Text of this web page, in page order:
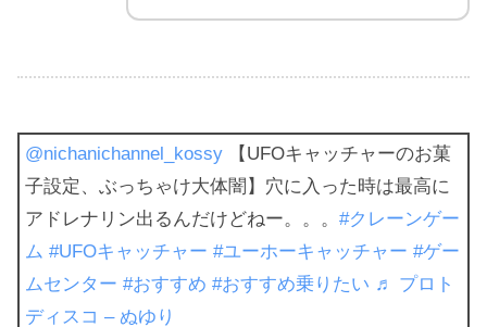
@nichanichannel_kossy 【UFOキャッチャーのお菓
子設定、ぶっちゃけ大体闇】穴に入った時は最高に
アドレナリン出るんだけどねー。。。 #クレーンゲー
ム #UFOキャッチャー #ユーホーキャッチャー #ゲー
ムセンター #おすすめ #おすすめ乗りたい ♬ プロト
ディスコ – ぬゆり